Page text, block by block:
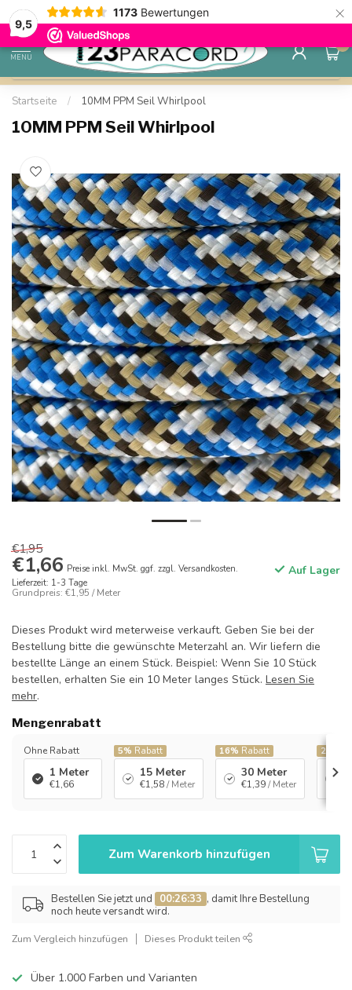
9,5
1173 Bewertungen ×
Kostenlose Lieferung nach Hause ab 150 €
MENU
0
Startseite / 10MM PPM Seil Whirlpool
10MM PPM Seil Whirlpool
€1,95
€1,66 Preise inkl. MwSt. ggf. zzgl. Versandkosten.
Lieferzeit: 1-3 Tage
Grundpreis: €1,95 / Meter
Auf Lager
Dieses Produkt wird meterweise verkauft. Geben Sie bei der
Bestellung bitte die gewünschte Meterzahl an. Wir liefern die
bestellte Länge an einem Stück. Beispiel: Wenn Sie 10 Stück
bestellen, erhalten Sie ein 10 Meter langes Stück. Lesen Sie
mehr.
Mengenrabatt
Ohne Rabatt
1 Meter
€1,66
5% Rabatt
15 Meter
€1,58/ Meter
16% Rabatt
30 Meter
€1,39/ Meter
20%
Zum Warenkorb hinzufügen
Bestellen Sie jetzt und 00:26:33 , damit Ihre Bestellung
noch heute versandt wird.
Zum Vergleich hinzufügen Dieses Produkt teilen
Über 1.000 Farben und Varianten